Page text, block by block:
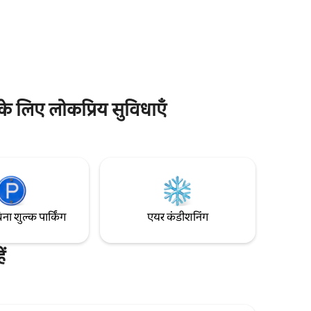
लिए लोकप्रिय सुविधाएँ
शुल्क पार्किंग एयर कंडीशनिंग